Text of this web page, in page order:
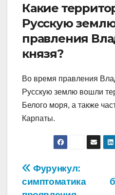
Какие
Русскую
правления
князя?
Во время правления
Русскую землю вошли
Белого моря, а также
Карпаты.
Навигация
Фурункул:
симптоматика